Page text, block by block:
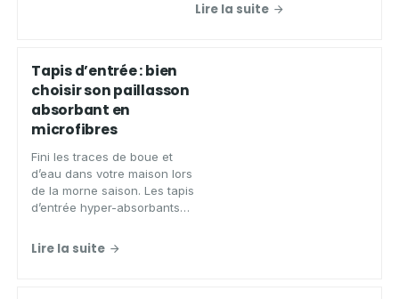
nettoyer de façon écologique?
Lire la suite
Tapis d’entrée : bien
choisir son paillasson
absorbant en
microfibres
Fini les traces de boue et
d’eau dans votre maison lors
de la morne saison. Les tapis
d’entrée hyper-absorbants
comment les choisir
Lire la suite